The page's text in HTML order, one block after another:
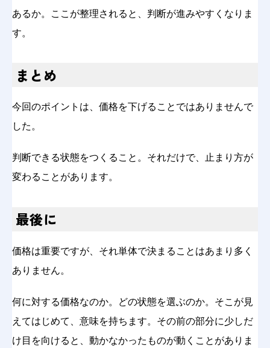
あるか。ここが整理されると、判断が進みやすくなりま
す。
まとめ
今回のポイントは、価格を下げることではありませんで
した。
判断できる状態をつくること。それだけで、止まり方が
変わることがあります。
最後に
価格は重要ですが、それ単体で決まることはあまり多く
ありません。
何に対する価格なのか。どの状態を選ぶのか。そこが見
えてはじめて、意味を持ちます。その前の部分に少しだ
け目を向けると、動かなかったものが動くことがありま